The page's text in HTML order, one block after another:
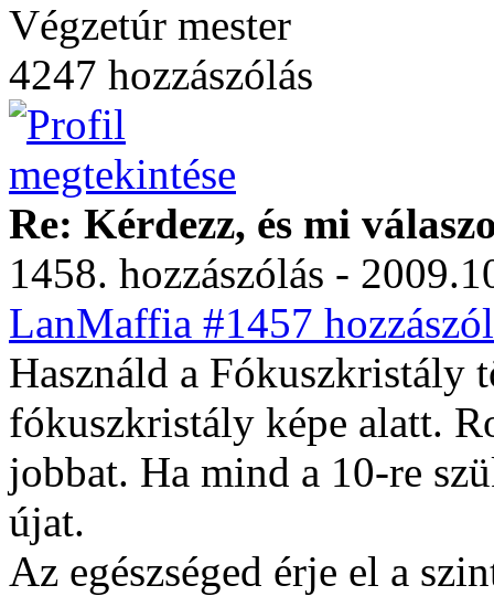
Végzetúr mester
4247 hozzászólás
Re: Kérdezz, és mi
1458. hozzászólás -
LanMaffia #1457
Használd a Fókuszkristály
fókuszkristály képe alatt.
jobbat. Ha mind a 10-re
újat.
Az egészséged érje el a